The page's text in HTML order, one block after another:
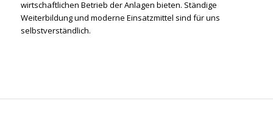
wirtschaftlichen Betrieb der Anlagen bieten. Ständige
Weiterbildung und moderne Einsatzmittel sind für uns
selbstverständlich.